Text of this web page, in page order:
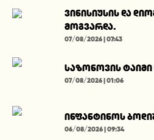
ვინისიუსის და
მოგვარდა.
07/08/2026 | 07:43
საზონოვის ტაიმი
07/08/2026 | 01:06
ინფანტინოს
06/08/2026 | 09:34